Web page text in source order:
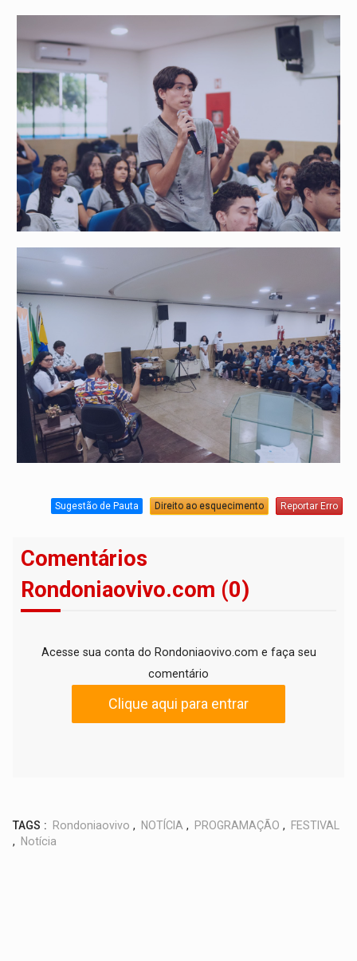
Sugestão de Pauta Direito ao esquecimento Reportar Erro
Comentários
Rondoniaovivo.com (0)
Acesse sua conta do Rondoniaovivo.com e faça seu
comentário
Clique aqui para entrar
TAGS : Rondoniaovivo , NOTÍCIA , PROGRAMAÇÃO ,
FESTIVAL
,
Notícia